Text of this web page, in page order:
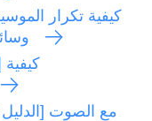
كيفية تكرار